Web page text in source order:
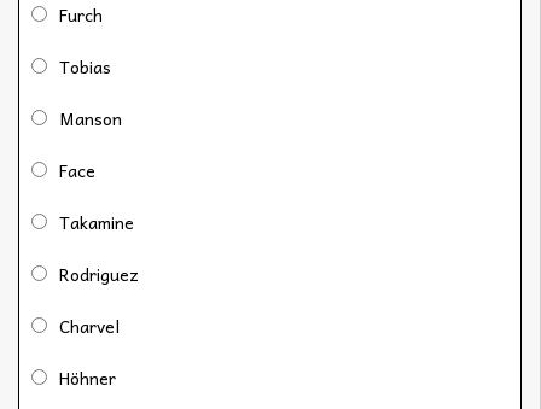
Furch
Tobias
Manson
Face
Takamine
Rodriguez
Charvel
Höhner